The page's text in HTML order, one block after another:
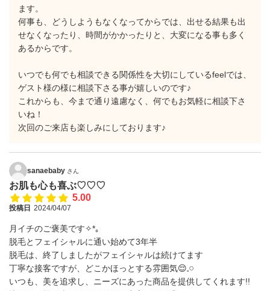
ます。
何事も、どうしようもなくなってからでは、出せる結果も出
せなくなったり、時間がかかったりと、大変になる事も多く
あるからです。
いつでも何でも相談できる関係性を大切にしているfeelでは、
ゲスト様の様に相談下さる事が嬉しいのです♪
これからも、今まで通り遠慮なく、何でもお気軽に相談下さ
いね！
次回のご来店も楽しみにしております♪
sanaebaby さん
お肌も心も喜ぶ♡♡♡
5.00
投稿日 2024/04/07
月イチのご褒美です✧*｡
脱毛とフェイシャルに通い始めて3年半
脱毛は、終了しましたがフェイシャルは続けてます
丁寧な接客ですが、どこかほっとする雰囲気😌𓈒𓏸
いつも、美を追求し、ニーズにあった商品を提供してくれます!!